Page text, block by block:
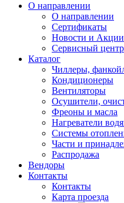
О направлении
О направлении
Сертификаты
Новости и Акции
Сервисный центр
Каталог
Чиллеры,
Кондиционеры
Вентиляторы
Осушители,
Фреоны и масла
Нагреватели
Системы
Части и
Раcпродажа
Вендоры
Контакты
Контакты
Карта проезда